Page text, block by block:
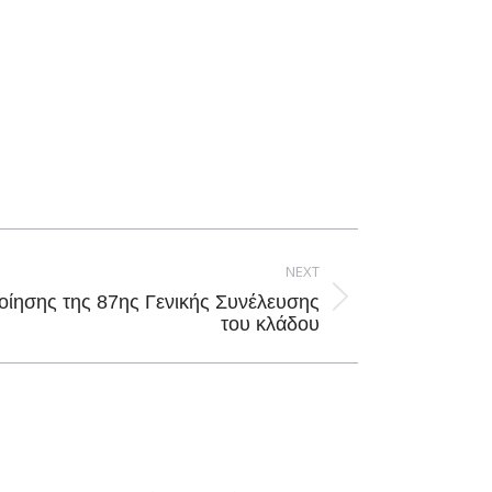
NEXT
της 87ης Γενικής Συνέλευσης
του κλάδου